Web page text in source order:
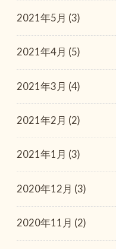
2021年5月 (3)
2021年4月 (5)
2021年3月 (4)
2021年2月 (2)
2021年1月 (3)
2020年12月 (3)
2020年11月 (2)